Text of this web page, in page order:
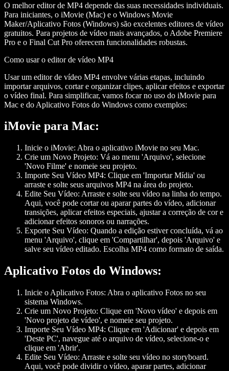
O melhor editor de MP4 depende das suas necessidades individuais.
Para iniciantes, o iMovie (Mac) e o Windows Movie
Maker/Aplicativo Fotos (Windows) são excelentes editores de vídeo
gratuitos. Para projetos de vídeo mais avançados, o Adobe Premiere
Pro e o Final Cut Pro oferecem funcionalidades robustas.
Como usar o editor de vídeo MP4
Usar um editor de vídeo MP4 envolve várias etapas, incluindo
importar arquivos, cortar e organizar clipes, aplicar efeitos e exportar
o vídeo final. Para simplificar, vamos focar no uso do iMovie para
Mac e do Aplicativo Fotos do Windows como exemplos:
iMovie para Mac:
Inicie o iMovie: Abra o aplicativo iMovie no seu Mac.
Crie um Novo Projeto: Vá ao menu 'Arquivo', selecione
'Novo Filme' e nomeie seu projeto.
Importe Seu Vídeo MP4: Clique em 'Importar Mídia' ou
arraste e solte seus arquivos MP4 na área do projeto.
Edite Seu Vídeo: Arraste e solte seu vídeo na linha do tempo.
Aqui, você pode cortar ou aparar partes do vídeo, adicionar
transições, aplicar efeitos especiais, ajustar a correção de cor e
adicionar efeitos sonoros ou narrações.
Exporte Seu Vídeo: Quando a edição estiver concluída, vá ao
menu 'Arquivo', clique em 'Compartilhar', depois 'Arquivo' e
salve seu vídeo editado. Escolha MP4 como formato de saída.
Aplicativo Fotos do Windows:
Inicie o Aplicativo Fotos: Abra o aplicativo Fotos no seu
sistema Windows.
Crie um Novo Projeto: Clique em 'Novo vídeo' e depois em
'Novo projeto de vídeo', e nomeie seu projeto.
Importe Seu Vídeo MP4: Clique em 'Adicionar' e depois em
'Deste PC', navegue até o arquivo de vídeo, selecione-o e
clique em 'Abrir'.
Edite Seu Vídeo: Arraste e solte seu vídeo no storyboard.
Aqui, você pode dividir o vídeo, aparar partes, adicionar